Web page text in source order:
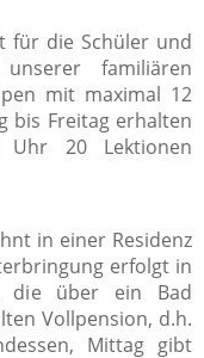
für die Schüler und
familiären
mit maximal 12
bis Freitag erhalten
20 Lektionen
in einer Residenz
erfolgt in
die über ein Bad
Vollpension, d.h.
Mittag gibt